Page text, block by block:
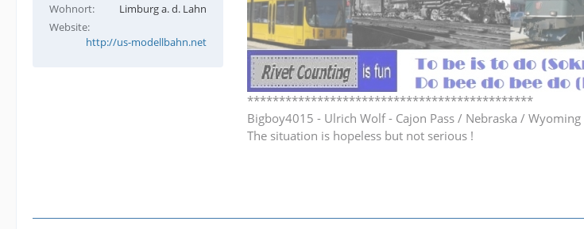
Wohnort
Limburg a. d. Lahn
Website
http://us-modellbahn.net
*********************************************
Bigboy4015 - Ulrich Wolf - Cajon Pass / Nebraska /
The situation is hopeless but not serious !